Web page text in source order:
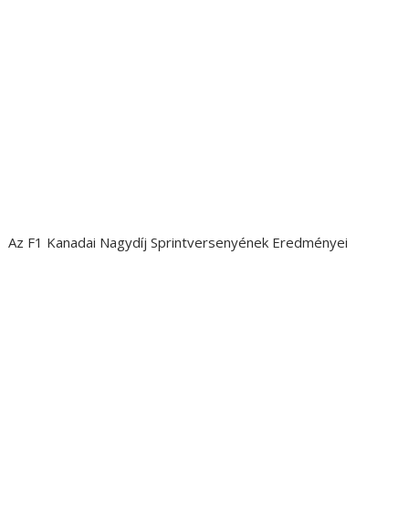
Az F1 Kanadai Nagydíj Sprintversenyének Eredményei